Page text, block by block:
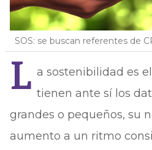
SOS: se buscan referentes de
L a sostenibilidad es
tienen ante sí los
grandes o pequeños, su
aumento a un ritmo